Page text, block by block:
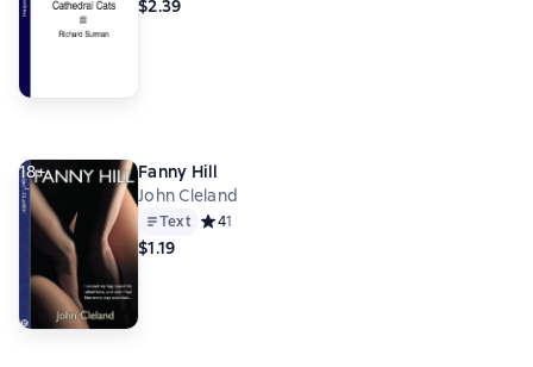
$2.39
18+
Fanny Hill
John Cleland
Text Средний рейтинг 4 на основе 1 оценок
41
$1.19